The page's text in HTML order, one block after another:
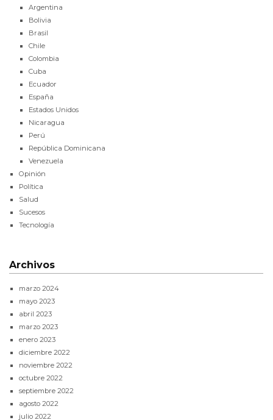
Argentina
Bolivia
Brasil
Chile
Colombia
Cuba
Ecuador
España
Estados Unidos
Nicaragua
Perú
República Dominicana
Venezuela
Opinión
Política
Salud
Sucesos
Tecnología
Archivos
marzo 2024
mayo 2023
abril 2023
marzo 2023
enero 2023
diciembre 2022
noviembre 2022
octubre 2022
septiembre 2022
agosto 2022
julio 2022